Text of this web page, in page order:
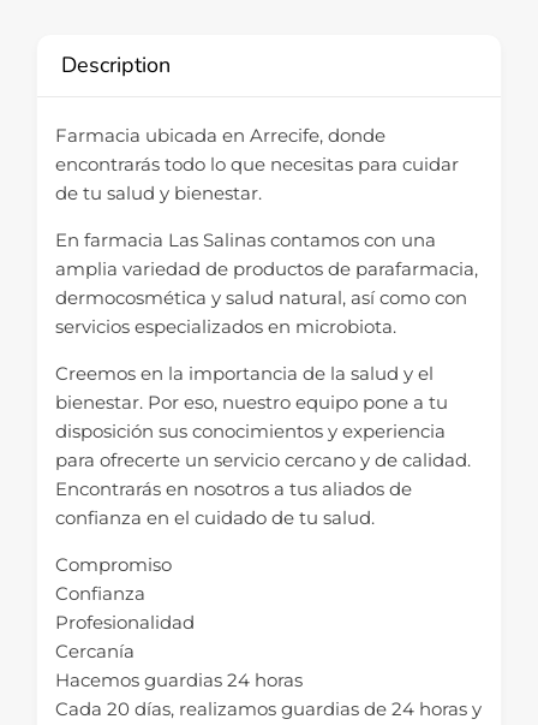
Description
Farmacia ubicada en Arrecife, donde
encontrarás todo lo que necesitas para cuidar
de tu salud y bienestar.
En farmacia Las Salinas contamos con una
amplia variedad de productos de parafarmacia,
dermocosmética y salud natural, así como con
servicios especializados en microbiota.
Creemos en la importancia de la salud y el
bienestar. Por eso, nuestro equipo pone a tu
disposición sus conocimientos y experiencia
para ofrecerte un servicio cercano y de calidad.
Encontrarás en nosotros a tus aliados de
confianza en el cuidado de tu salud.
Compromiso
Confianza
Profesionalidad
Cercanía
Hacemos guardias 24 horas
Cada 20 días, realizamos guardias de 24 horas y